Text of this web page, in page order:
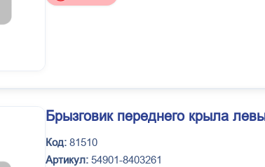
Брызговик переднего крыла
Код: 81510
Артикул: 54901-8403261